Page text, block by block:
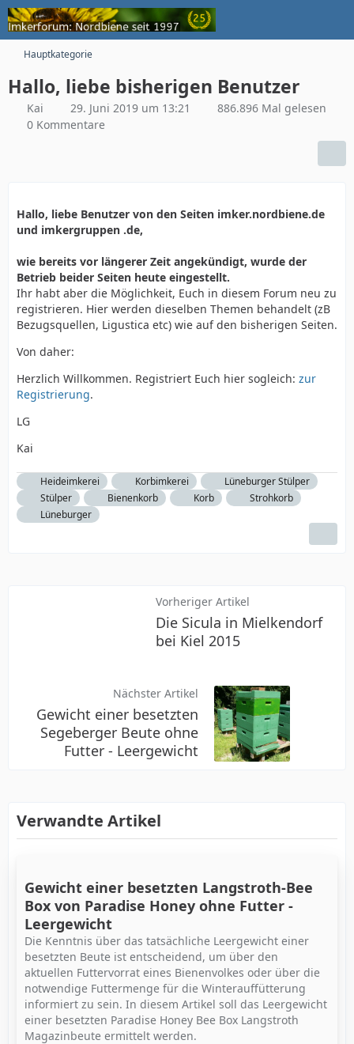
Hauptkategorie
Hallo, liebe bisherigen Benutzer
Kai 29. Juni 2019 um 13:21
886.896 Mal gelesen
0 Kommentare
Hallo, liebe Benutzer von den Seiten imker.nordbiene.de
und imkergruppen .de,
wie bereits vor längerer Zeit angekündigt, wurde der
Betrieb beider Seiten heute eingestellt.
Ihr habt aber die Möglichkeit, Euch in diesem Forum neu zu
registrieren. Hier werden dieselben Themen behandelt (zB
Bezugsquellen, Ligustica etc) wie auf den bisherigen Seiten.
Von daher:
Herzlich Willkommen. Registriert Euch hier sogleich: zur
Registrierung.
LG
Kai
Heideimkerei Korbimkerei
Lüneburger Stülper
Stülper
Bienenkorb Korb
Strohkorb
Lüneburger
Vorheriger Artikel
Die Sicula in Mielkendorf
bei Kiel 2015
Nächster Artikel
Gewicht einer besetzten
Segeberger Beute ohne
Futter - Leergewicht
Verwandte Artikel
Gewicht einer besetzten Langstroth-Bee
Box von Paradise Honey ohne Futter -
Leergewicht
Die Kenntnis über das tatsächliche Leergewicht einer
besetzten Beute ist entscheidend, um über den
aktuellen Futtervorrat eines Bienenvolkes oder über die
notwendige Futtermenge für die Winterauffütterung
informiert zu sein. In diesem Artikel soll das Leergewicht
einer besetzten Paradise Honey Bee Box Langstroth
Magazinbeute ermittelt werden.